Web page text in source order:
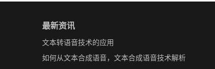
最新资讯
文本转语音技术的应用
如何从文本合成语音，文本合成语音技术解析